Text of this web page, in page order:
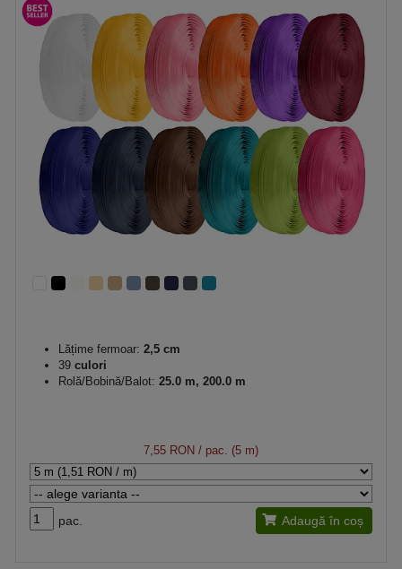
Lățime fermoar: 2,5 cm
39 culori
Rolă/Bobină/Balot: 25.0 m, 200.0 m
7,55 RON / pac. (5 m)
pac. Adaugă în coș